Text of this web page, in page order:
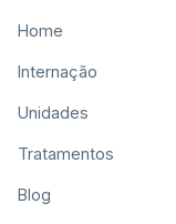
Home
Internação
Unidades
Tratamentos
Blog